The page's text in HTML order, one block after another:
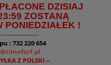
DZISIAJ
ZOSTANĄ
PONIEDZIAŁEK !
: 732 220 654
Z POLSKI --